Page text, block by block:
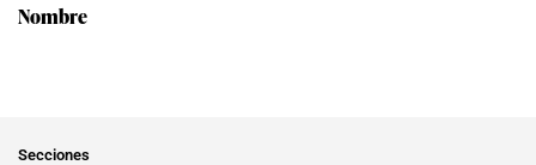
Nombre
Secciones